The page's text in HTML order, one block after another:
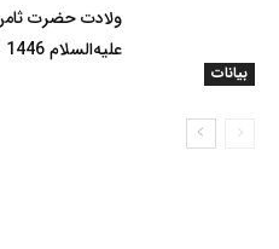
بیانات
ولادت حضرت
علیه‌السلام 1446